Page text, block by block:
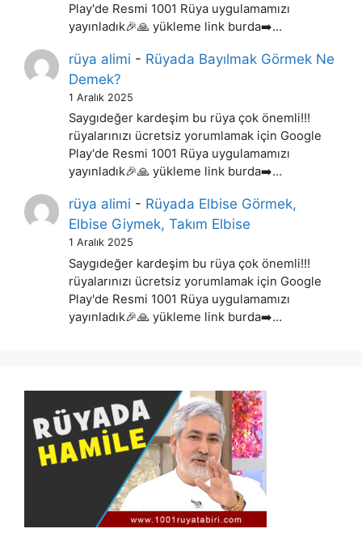
Play'de Resmi 1001 Rüya uygulamamızı
yayınladık🎉🙏 yükleme link burda➡️…
rüya alimi - Rüyada Bayılmak Görmek Ne
Demek?
1 Aralık 2025
Saygıdeğer kardeşim bu rüya çok önemli!!!
rüyalarınızı ücretsiz yorumlamak için Google
Play'de Resmi 1001 Rüya uygulamamızı
yayınladık🎉🙏 yükleme link burda➡️…
rüya alimi - Rüyada Elbise Görmek,
Elbise Giymek, Takım Elbise
1 Aralık 2025
Saygıdeğer kardeşim bu rüya çok önemli!!!
rüyalarınızı ücretsiz yorumlamak için Google
Play'de Resmi 1001 Rüya uygulamamızı
yayınladık🎉🙏 yükleme link burda➡️…